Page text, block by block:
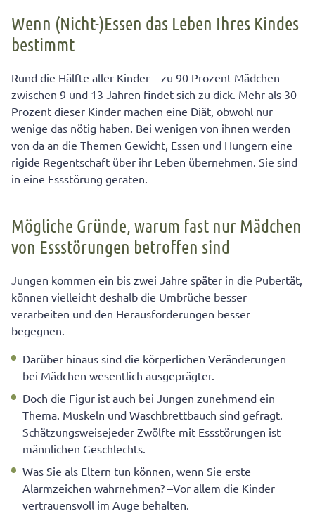
Mögliche Gründe, warum fast nur Mädchen von
Essstörungen betroffen sind
Was Sie als Eltern tun können, wenn sich die
Alarmzeichen häufen
Die häufigsten Essstörungen bei Kindern und
Jugendlichen
Wenn (Nicht-)Essen das Leben Ihres Kindes
bestimmt
Rund die Hälfte aller Kinder – zu 90 Prozent Mädchen –
zwischen 9 und 13 Jahren findet sich zu dick. Mehr als 30
Prozent dieser Kinder machen eine Diät, obwohl nur
wenige das nötig haben. Bei wenigen von ihnen werden
von da an die Themen Gewicht, Essen und Hungern eine
rigide Regentschaft über ihr Leben übernehmen. Sie sind
in eine Essstörung geraten.
Mögliche Gründe, warum fast nur Mädchen
von Essstörungen betroffen sind
Jungen kommen ein bis zwei Jahre später in die Pubertät,
können vielleicht deshalb die Umbrüche besser
verarbeiten und den Herausforderungen besser
begegnen.
Darüber hinaus sind die körperlichen Veränderungen
bei Mädchen wesentlich ausgeprägter.
Doch die Figur ist auch bei Jungen zunehmend ein
Thema. Muskeln und Waschbrettbauch sind gefragt.
Schätzungsweisejeder Zwölfte mit Essstörungen ist
männlichen Geschlechts.
Was Sie als Eltern tun können, wenn Sie erste
Alarmzeichen wahrnehmen? –Vor allem die Kinder
vertrauensvoll im Auge behalten.